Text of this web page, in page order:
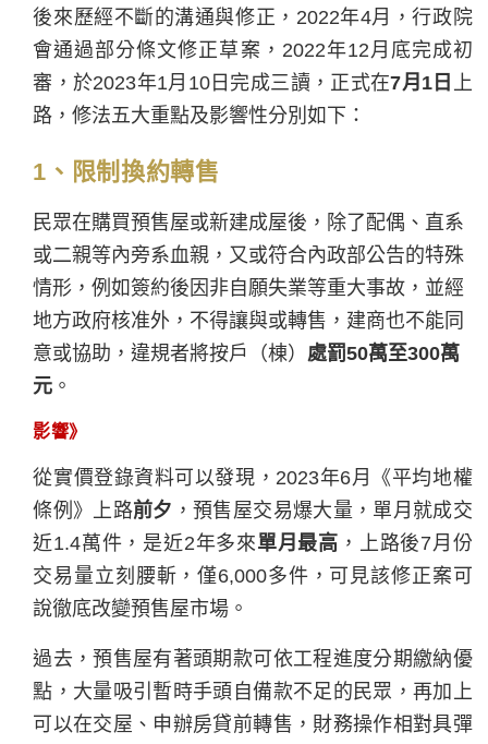
後來歷經不斷的溝通與修正，2022年4月，行政院
會通過部分條文修正草案，2022年12月底完成初
審，於2023年1月10日完成三讀，正式在7月1日
上
路，修法五大重點及影響性分別如下：
1、限制換約轉售
民眾在購買預售屋或新建成屋後，除了配偶、直系
或二親等內旁系血親，又或符合內政部公告的特殊
情形，例如簽約後因非自願失業等重大事故，並經
地方政府核准外，不得讓與或轉售，建商也不能同
意或協助，違規者將按戶（棟） 處罰50萬至300萬
元 。
影響》
從實價登錄資料可以發現，2023年6月《平均地權
條例》上路前夕 ，預售屋交易爆大量，單月就成交
近1.4萬件，是近2年多來單月最高 ，上路後7月份
交易量立刻腰斬，僅6,000多件，可見該修正案可
說徹底改變預售屋市場。
過去，預售屋有著頭期款可依工程進度分期繳納優
點，大量吸引暫時手頭自備款不足的民眾，再加上
可以在交屋、申辦房貸前轉售，財務操作相對具彈